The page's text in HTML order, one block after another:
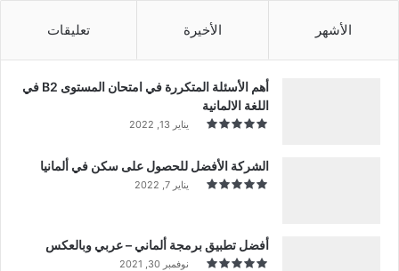
الأشهر الأخيرة تعليقات
أهم الأسئلة المتكررة في امتحان المستوى B2 في
اللغة الالمانية
يناير 13, 2022
الشركة الأفضل للحصول على سكن في ألمانيا
يناير 7, 2022
أفضل تطبيق برمجة ألماني – عربي وبالعكس
نوفمبر 30, 2021